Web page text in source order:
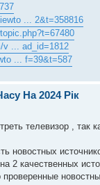
... 2&t=358816
v ... ad_id=1812
... f=39&t=587
На 2024 Рік
телевизор , так
новостных
2 качественных